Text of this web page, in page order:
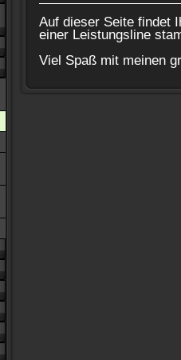
Auf dieser Seite findet
einer Leistungsline
Viel Spaß mit meinen